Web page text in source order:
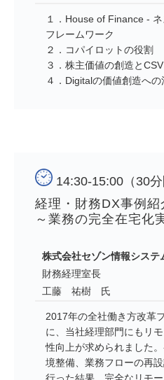
１．House of Finance -
フレームワーク
２．コパイロットの役割
３．株主価値の創造と
４．Digitalの価値創造への
14:30-15:00（30分
経理・財務DX事例紹
～業務の完全在宅化
株式会社セゾン情報システ
財務経理室長
工藤 祐樹 氏
2017年の全社働き方改革
に、当社経理部門にもリ
性向上が求められました
境整備、業務フローの再